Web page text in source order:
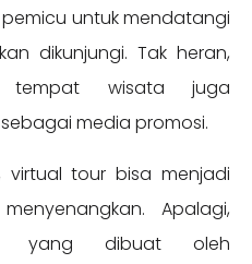
untuk mendatangi
dikunjungi. Tak heran,
tempat wisata juga
media promosi.
virtual tour bisa menjadi
Apalagi,
yang dibuat oleh